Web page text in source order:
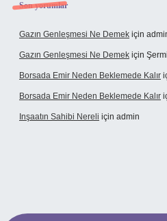
Son yorumlar
Gazın Genleşmesi Ne Demek için
Gazın Genleşmesi Ne Demek için
Borsada Emir Neden Beklemede Kalır
Borsada Emir Neden Beklemede Kalır
Inşaatın Sahibi Nereli için admin